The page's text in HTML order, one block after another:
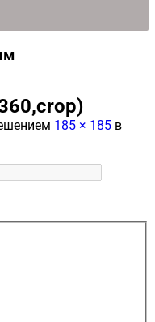
185 × 185 в